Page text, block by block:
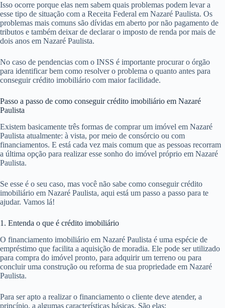
Isso ocorre porque elas nem sabem quais problemas podem levar a
esse tipo de situação com a Receita Federal em Nazaré Paulista. Os
problemas mais comuns são dívidas em aberto por não pagamento de
tributos e também deixar de declarar o imposto de renda por mais de
dois anos em Nazaré Paulista.
No caso de pendencias com o INSS é importante procurar o órgão
para identificar bem como resolver o problema o quanto antes para
conseguir crédito imobiliário com maior facilidade.
Passo a passo de como conseguir crédito imobiliário em Nazaré
Paulista
Existem basicamente três formas de comprar um imóvel em Nazaré
Paulista atualmente: à vista, por meio de consórcio ou com
financiamentos. E está cada vez mais comum que as pessoas recorram
a última opção para realizar esse sonho do imóvel próprio em Nazaré
Paulista.
Se esse é o seu caso, mas você não sabe como conseguir crédito
imobiliário em Nazaré Paulista, aqui está um passo a passo para te
ajudar. Vamos lá!
1. Entenda o que é crédito imobiliário
O financiamento imobiliário em Nazaré Paulista é uma espécie de
empréstimo que facilita a aquisição de moradia. Ele pode ser utilizado
para compra do imóvel pronto, para adquirir um terreno ou para
concluir uma construção ou reforma de sua propriedade em Nazaré
Paulista.
Para ser apto a realizar o financiamento o cliente deve atender, a
princípio, a algumas características básicas. São elas: